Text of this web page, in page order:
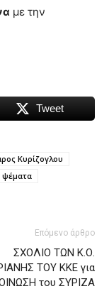
με την
Tweet
Κυρίζογλου
ψέματα
Επόμενο άρθρο
ΣΧΟΛΙΟ ΤΩΝ Κ.Ο.
ΤΟΥ ΚΚΕ για
του ΣΥΡΙΖΑ